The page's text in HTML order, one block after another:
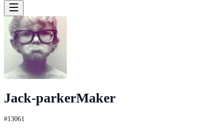
Jack-parkerMaker
#13061